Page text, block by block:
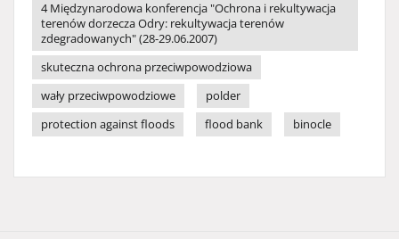
4 Międzynarodowa konferencja "Ochrona i rekultywacja
terenów dorzecza Odry: rekultywacja terenów
zdegradowanych" (28-29.06.2007)
skuteczna ochrona przeciwpowodziowa
wały przeciwpowodziowe
polder
protection against floods
flood bank binocle